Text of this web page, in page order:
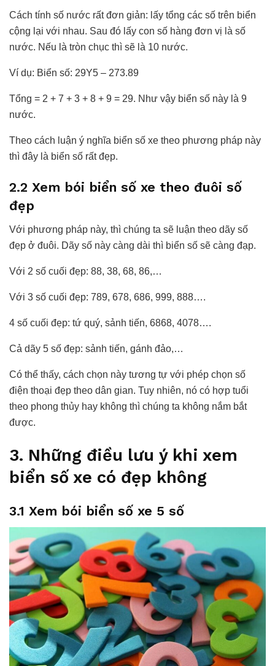
Cách tính số nước rất đơn giản: lấy tổng các số trên biển
cộng lại với nhau. Sau đó lấy con số hàng đơn vị là số
nước. Nếu là tròn chục thì sẽ là 10 nước.
Ví dụ: Biển số: 29Y5 – 273.89
Tổng = 2 + 7 + 3 + 8 + 9 = 29. Như vậy biển số này là 9
nước.
Theo cách luận ý nghĩa biển số xe theo phương pháp này
thì đây là biển số rất đẹp.
2.2 Xem bói biển số xe theo đuôi số
đẹp
Với phương pháp này, thì chúng ta sẽ luận theo dãy số
đẹp ở đuôi. Dãy số này càng dài thì biển số sẽ càng đạp.
Với 2 số cuối đẹp: 88, 38, 68, 86,…
Với 3 số cuối đẹp: 789, 678, 686, 999, 888….
4 số cuối đẹp: tứ quý, sảnh tiến, 6868, 4078….
Cả dãy 5 số đẹp: sảnh tiến, gánh đảo,…
Có thể thấy, cách chọn này tương tự với phép chọn số
điện thoại đẹp theo dân gian. Tuy nhiên, nó có hợp tuổi
theo phong thủy hay không thì chúng ta không nắm bắt
được.
3. Những điều lưu ý khi xem
biển số xe có đẹp không
3.1 Xem bói biển số xe 5 số